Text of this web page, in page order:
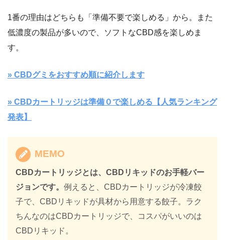
1番の理由はどちらも「準備不要で楽しめる」から。また
低濃度の製品が多いので、ソフトなCBD感を楽しめま
す。
» CBDグミをおすすめ順に紹介します
» CBDカートリッジは準備０で楽しめる【人気ランキング
発表】
MEMO
CBDカートリッジとは、CBDリキッドのお手軽バー
ジョンです。 例えると、CBDカートリッジが冷凍餃
子で、CBDリキッドが具材から用意する餃子。ラク
ちんなのはCBDカートリッジで、コスパがいいのは
CBDリキッド。